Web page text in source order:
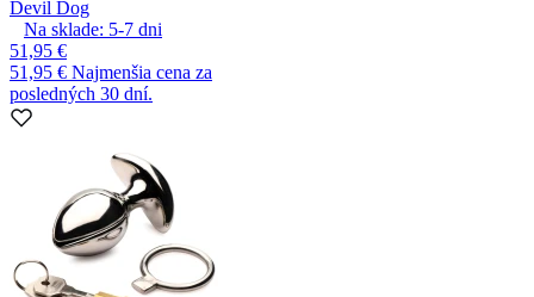
Devil Dog
Na sklade: 5-7 dni
51,95 €
51,95 € Najmenšia cena za
posledných 30 dní.